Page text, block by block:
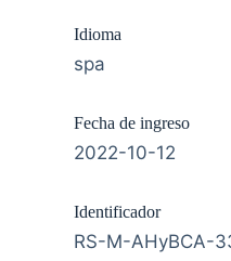
Idioma
spa
Fecha de ingreso
2022-10-12
Identificador
RS-M-AHyBCA-